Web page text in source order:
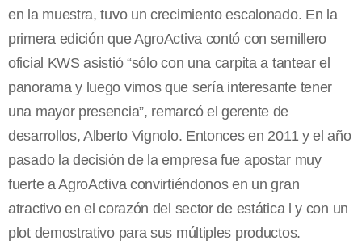
en la muestra, tuvo un crecimiento escalonado. En la
primera edición que AgroActiva contó con semillero
oficial KWS asistió “sólo con una carpita a tantear el
panorama y luego vimos que sería interesante tener
una mayor presencia”, remarcó el gerente de
desarrollos, Alberto Vignolo. Entonces en 2011 y el año
pasado la decisión de la empresa fue apostar muy
fuerte a AgroActiva convirtiéndonos en un gran
atractivo en el corazón del sector de estática l y con un
plot demostrativo para sus múltiples productos.